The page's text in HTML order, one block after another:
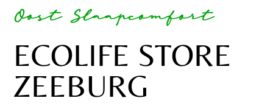
Oost Slaapcomfort
ECOLIFE STORE
ZEEBURG